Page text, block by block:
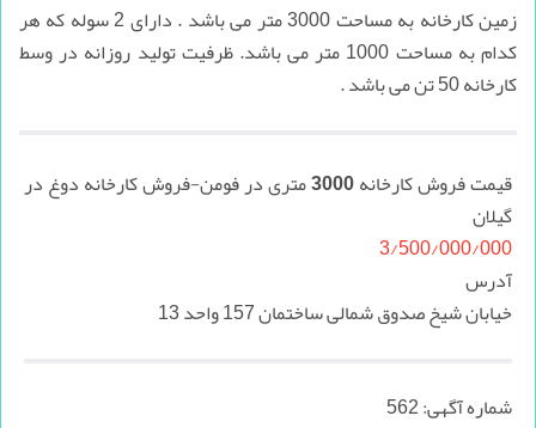
زمین کارخانه به مساحت 3000 متر می باشد . دارای 2 سوله که هر
کدام به مساحت 1000 متر می باشد. ظرفیت تولید روزانه در وسط
کارخانه 50 تن می باشد .
قیمت فروش کارخانه 3000 متری در فومن-فروش کارخانه دوغ در
گیلان
3/500/000/000
آدرس
خیابان شیخ صدوق شمالی ساختمان 157 واحد 13
شماره آگهی:562